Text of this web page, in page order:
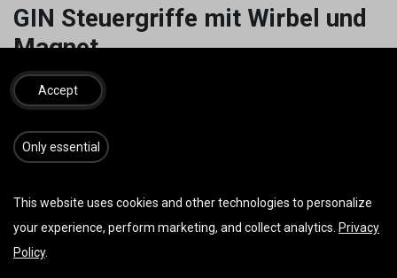
GIN Steuergriffe mit Wirbel und
Magnet
22mm Magnet
25,00€
IN DEN WARENKORB JETZT KAUFEN
Auf die Wunschliste
Accept
​​​Only essential
This website uses cookies and other technologies to personalize
your experience, perform marketing, and collect analytics. Privacy
Policy.